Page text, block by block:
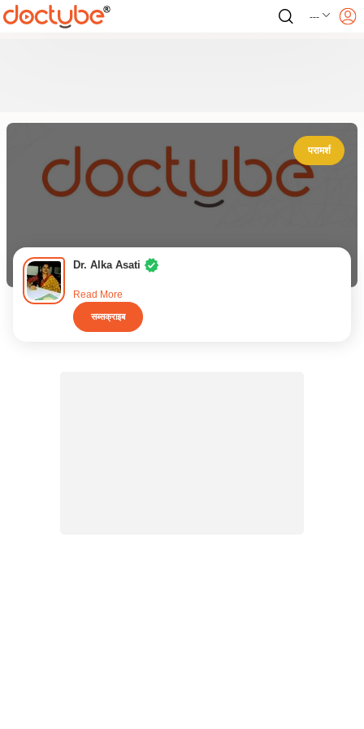
---
परामर्श
Dr. Alka Asati
Read More
सब्सक्राइब